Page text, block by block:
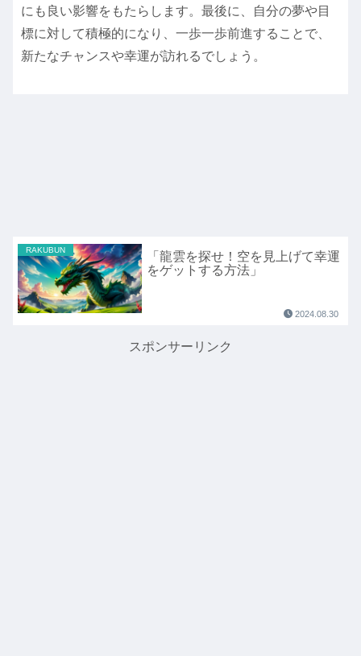
にも良い影響をもたらします。最後に、自分の夢や目
標に対して積極的になり、一歩一歩前進することで、
新たなチャンスや幸運が訪れるでしょう。
RAKUBUN
「龍雲を探せ！空を見上げて幸運
をゲットする方法」
2024.08.30
スポンサーリンク